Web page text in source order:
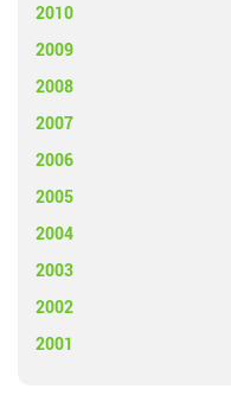
2010
2009
2008
2007
2006
2005
2004
2003
2002
2001